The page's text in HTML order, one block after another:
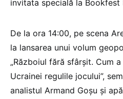
invitata specială la Bookfest
De la ora 14:00, pe scena
la lansarea unui volum
„Războiul fără sfârșit. Cum
Ucrainei regulile jocului”,
analistul Armand Goșu și